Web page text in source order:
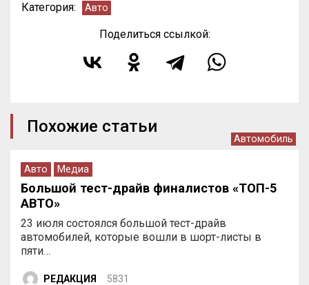
Категория: Авто
Поделиться ссылкой:
Похожие статьи
Автомобиль
Авто Медиа
Большой тест-драйв финалистов «ТОП-5
АВТО»
23 июля состоялся большой тест-драйв
автомобилей, которые вошли в шорт-листы в
пяти…
РЕДАКЦИЯ 5831